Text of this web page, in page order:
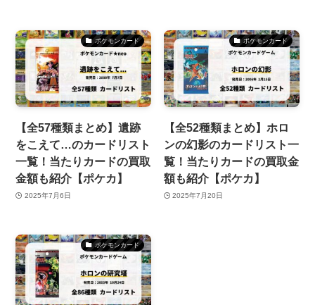
ポケモンカード
【全57種類まとめ】遺跡
をこえて…のカードリスト
一覧！当たりカードの買取
金額も紹介【ポケカ】
2025年7月6日
ポケモンカード
【全52種類まとめ】ホロ
ンの幻影のカードリスト一
覧！当たりカードの買取金
額も紹介【ポケカ】
2025年7月20日
ポケモンカード